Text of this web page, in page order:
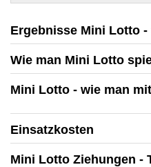
Ergebnisse Mini Lotto -
Wie man Mini Lotto
Mini Lotto - wie man
Einsatzkosten
Mini Lotto Ziehungen -